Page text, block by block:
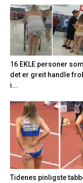
16 EKLE personer
det er greit handle
i...
Tidenes pinligste